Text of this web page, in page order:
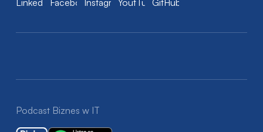
Podcast Biznes w IT